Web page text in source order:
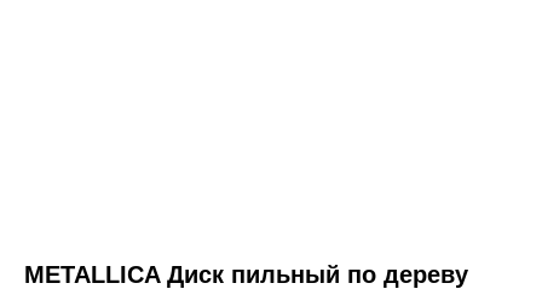
METALLICA Диск пильный по дереву